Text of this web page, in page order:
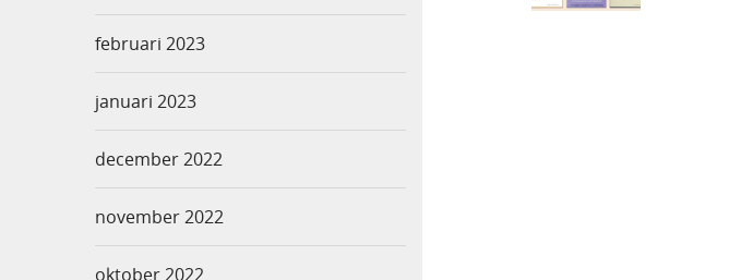
februari 2023
januari 2023
december 2022
november 2022
oktober 2022